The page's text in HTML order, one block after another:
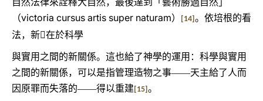
自然法律來詮釋大自然，最後達到「藝術勝過自然」
（victoria cursus artis super naturam） [14] 。依培根的看
法，新在於科學
與實用之間的新關係。這也給了神學的運用：科學與實用
之間的新關係，可以是指管理造物之事――天主給了人而
因原罪而失落的――得以重建[15] 。